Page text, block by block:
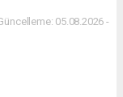
05.08.2026 -